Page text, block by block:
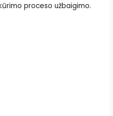
proceso užbaigimo.